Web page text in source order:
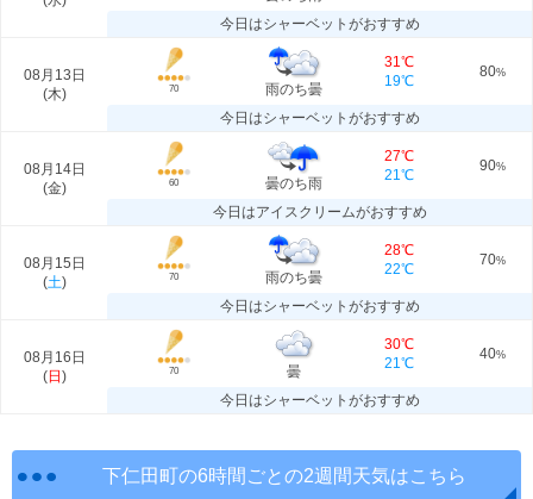
今日はシャーベットがおすすめ
08月13日
(木) 70 雨のち曇
31℃
19℃
80%
今日はシャーベットがおすすめ
08月14日
(金) 60 曇のち雨
27℃
21℃
90%
今日はアイスクリームがおすすめ
08月15日
(土) 70 雨のち曇
28℃
22℃
70%
今日はシャーベットがおすすめ
08月16日
(日 ) 70 曇
30℃
21℃
40%
今日はシャーベットがおすすめ
下仁田町の6時間ごとの2週間天気はこちら